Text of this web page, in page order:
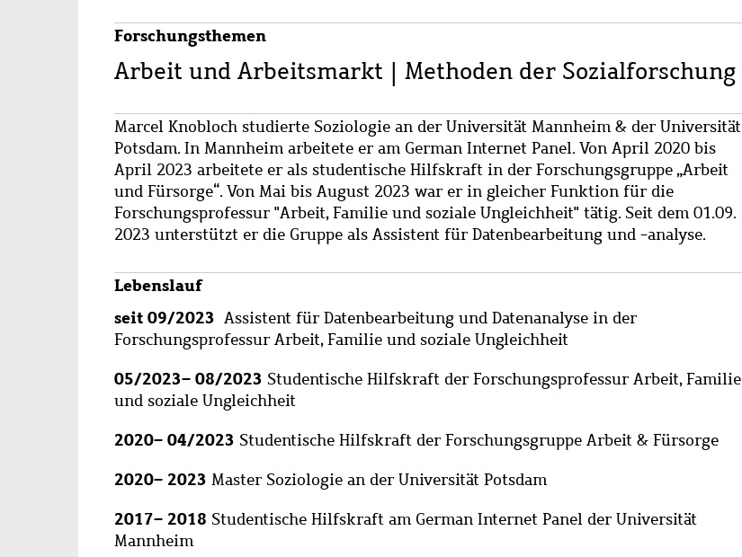
Forschungsthemen
Arbeit und Arbeitsmarkt | Methoden der Sozialforschung
Marcel Knobloch studierte Soziologie an der Universität Mannheim & der Universität
Potsdam. In Mannheim arbeitete er am German Internet Panel. Von April 2020 bis
April 2023 arbeitete er als studentische Hilfskraft in der Forschungsgruppe „Arbeit
und Fürsorge“. Von Mai bis August 2023 war er in gleicher Funktion für die
Forschungsprofessur "Arbeit, Familie und soziale Ungleichheit" tätig. Seit dem 01.09.
2023 unterstützt er die Gruppe als Assistent für Datenbearbeitung und -analyse.
Lebenslauf
seit 09/2023 Assistent für Datenbearbeitung und Datenanalyse in der
Forschungsprofessur Arbeit, Familie und soziale Ungleichheit
05/2023– 08/2023 Studentische Hilfskraft der Forschungsprofessur Arbeit, Familie
und soziale Ungleichheit
2020– 04/2023 Studentische Hilfskraft der Forschungsgruppe Arbeit & Fürsorge
2020– 2023 Master Soziologie an der Universität Potsdam
2017– 2018 Studentische Hilfskraft am German Internet Panel der Universität
Mannheim